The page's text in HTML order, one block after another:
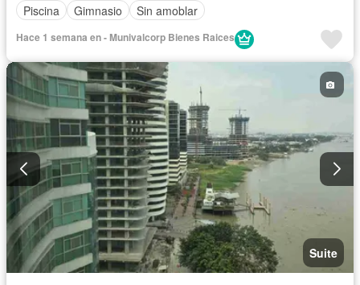
Piscina
Gimnasio Sin amoblar
Hace 1 semana en - Munivalcorp Bienes Raices
Suite